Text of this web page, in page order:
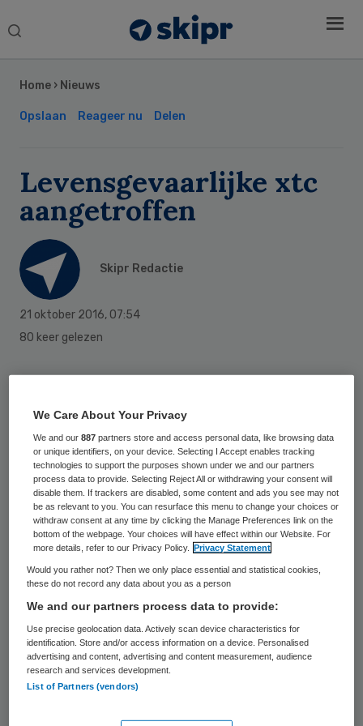
Search
Home › Nieuws
Opslaan Reageer nu Delen
Levensgevaarlijke xtc
aangetroffen
Skipr Redactie
21 oktober 2016, 07:54
80 keer gelezen
met een zeer hoge dosis van de stof PMMA.
De tabletten kunnen dodelijk zijn. Dat heeft
het Trimbos-instituut donderdag laten
weten naar aanleiding van berichtgeving
door RTL Nieuws. Het gaat om een roze pil
met aan beide zijden een logo van
superman.
Monitoring Systeem (DIMS).
PMMA kan leiden tot dodelijke
Sidebar
We Care About Your Privacy
We and our887 partners store and access personal data, like browsing data
or unique identifiers, on your device. Selecting I Accept enables tracking
technologies to support the purposes shown under we and our partners
process data to provide. Selecting Reject All or withdrawing your consent will
disable them. If trackers are disabled, some content and ads you see may not
be as relevant to you. You can resurface this menu to change your choices or
withdraw consent at any time by clicking the Manage Preferences link on the
bottom of the webpage. Your choices will have effect within our Website. For
more details, refer to our Privacy Policy.
Privacy Statement
Would you rather not? Then we only place essential and statistical cookies,
these do not record any data about you as a person
We and our partners process data to provide:
Use precise geolocation data. Actively scan device characteristics for
identification. Store and/or access information on a device. Personalised
advertising and content, advertising and content measurement, audience
research and services development.
List of Partners (vendors)